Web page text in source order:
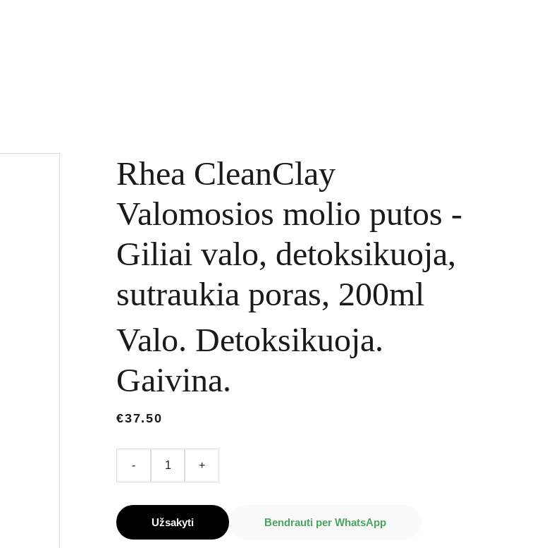
Rhea CleanClay
Valomosios molio putos -
Giliai valo, detoksikuoja,
sutraukia poras, 200ml
Valo. Detoksikuoja.
Gaivina.
€37.50
- +
Užsakyti Bendrauti per WhatsApp